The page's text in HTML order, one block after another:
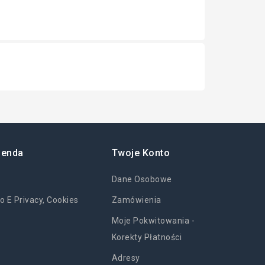
E Privacy, Cookies
Twoje Konto
Dane Osobowe
Zamówienia
Moje Pokwitowania -
Korekty Płatności
Adresy